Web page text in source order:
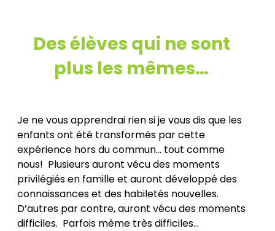
Des élèves qui ne sont
plus les mêmes…
Je ne vous apprendrai rien si je vous dis que les
enfants ont été transformés par cette
expérience hors du commun… tout comme
nous! Plusieurs auront vécu des moments
privilégiés en famille et auront développé des
connaissances et des habiletés nouvelles.
D’autres par contre, auront vécu des moments
difficiles. Parfois même très difficiles…